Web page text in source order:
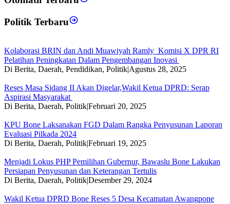
Politik Terbaru
Kolaborasi BRIN dan Andi Muawiyah Ramly Komisi X DPR RI
Pelatihan Peningkatan Dalam Pengembangan Inovasi
Di Berita, Daerah, Pendidikan, Politik|Agustus 28, 2025
Reses Masa Sidang II Akan Digelar,Wakil Ketua DPRD: Serap
Aspirasi Masyarakat
Di Berita, Daerah, Politik|Februari 20, 2025
KPU Bone Laksanakan FGD Dalam Rangka Penyusunan Laporan
Evaluasi Pilkada 2024
Di Berita, Daerah, Politik|Februari 19, 2025
Menjadi Lokus PHP Pemilihan Gubernur, Bawaslu Bone Lakukan
Persiapan Penyusunan dan Keterangan Tertulis
Di Berita, Daerah, Politik|Desember 29, 2024
Wakil Ketua DPRD Bone Reses 5 Desa Kecamatan Awangpone